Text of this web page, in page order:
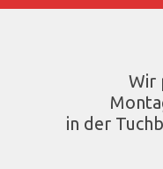
Wir
in der